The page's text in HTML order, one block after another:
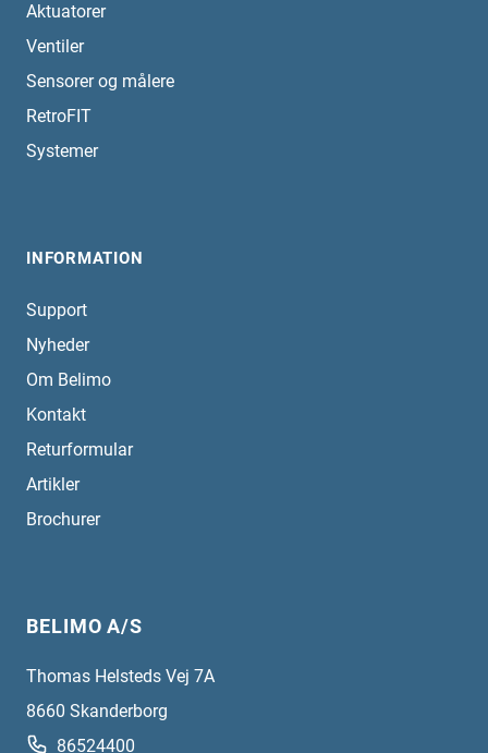
Aktuatorer
Ventiler
Sensorer og målere
RetroFIT
Systemer
INFORMATION
Support
Nyheder
Om Belimo
Kontakt
Returformular
Artikler
Brochurer
BELIMO A/S
Thomas Helsteds Vej 7A
8660 Skanderborg
86524400